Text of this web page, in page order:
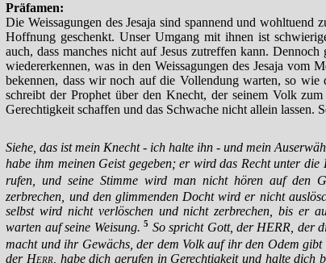
Präfamen:
Die Weissagungen des Jesaja sind spannend und wohltuend
Hoffnung geschenkt. Unser Umgang mit ihnen ist
auch, dass manches nicht auf Jesus zutreffen kann.
wiedererkennen, was in den Weissagungen des Jesaja vom
bekennen, dass wir noch auf die Vollendung warten, so
schreibt der Prophet über den Knecht, der seinem Volk
Gerechtigkeit schaffen und das Schwache nicht allein lassen.
Siehe, das ist mein Knecht - ich halte ihn - und mein
habe ihm meinen Geist gegeben; er wird das Recht unter die
rufen, und seine Stimme wird man nicht hören auf den
zerbrechen, und den glimmenden Docht wird er nicht
selbst wird nicht verlöschen und nicht zerbrechen, bis er
warten auf seine Weisung.5 So spricht Gott, der HERR, der
macht und ihr Gewächs, der dem Volk auf ihr den Odem
der Herr , habe dich gerufen in Gerechtigkeit und halte